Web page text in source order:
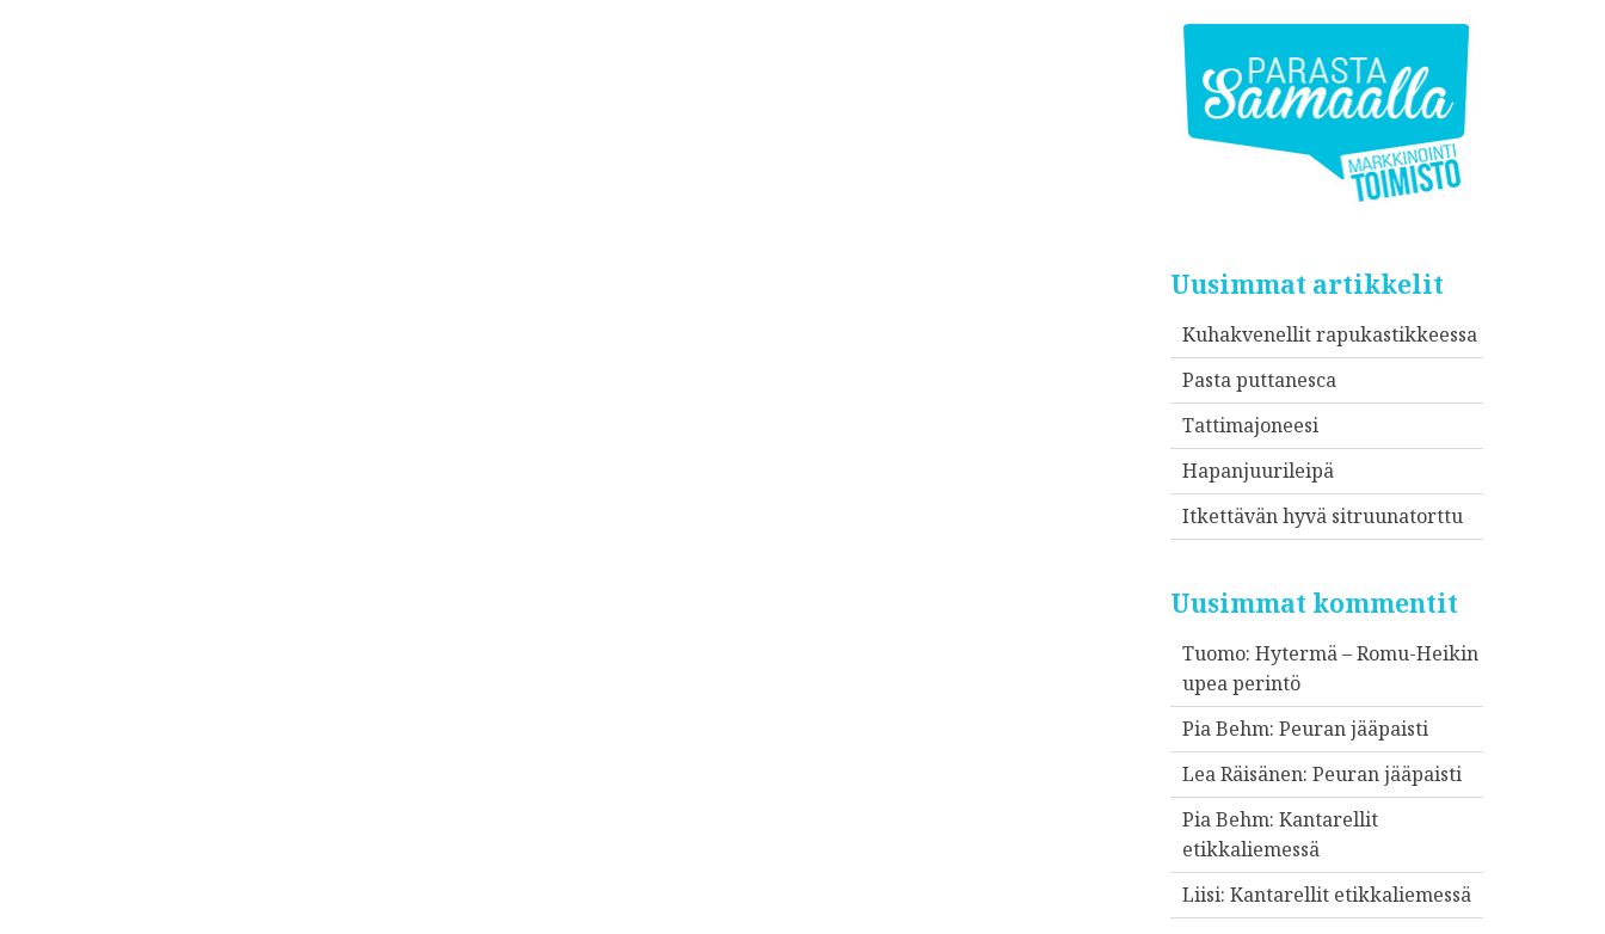
Uusimmat artikkelit
Kuhakvenellit rapukastikkeessa
Pasta puttanesca
Tattimajoneesi
Hapanjuurileipä
Itkettävän hyvä sitruunatorttu
Uusimmat kommentit
Tuomo: Hytermä – Romu-Heikin
upea perintö
Pia Behm: Peuran jääpaisti
Lea Räisänen: Peuran jääpaisti
Pia Behm: Kantarellit
etikkaliemessä
Liisi: Kantarellit etikkaliemessä